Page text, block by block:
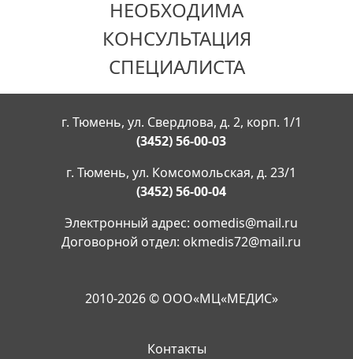
НЕОБХОДИМА
КОНСУЛЬТАЦИЯ
СПЕЦИАЛИСТА
г. Тюмень, ул. Свердлова, д. 2, корп. 1/1
(3452) 56-00-03
г. Тюмень, ул. Комсомольская, д. 23/1
(3452) 56-00-04
Электронный адрес: oomedis@mail.ru
Договорной отдел: okmedis72@mail.ru
2010-2026 © ООО«МЦ«МЕДИС»
Контакты